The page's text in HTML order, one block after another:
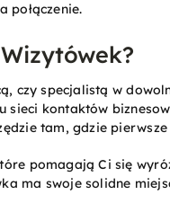
połączenie.
czy specjalistą w
sieci kontaktów
tam, gdzie
pomagają Ci się
ma swoje solidne